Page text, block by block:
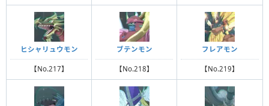
ヒシャリュウモン
【No.217】
ブテンモン
【No.218】
フレアモン
【No.219】